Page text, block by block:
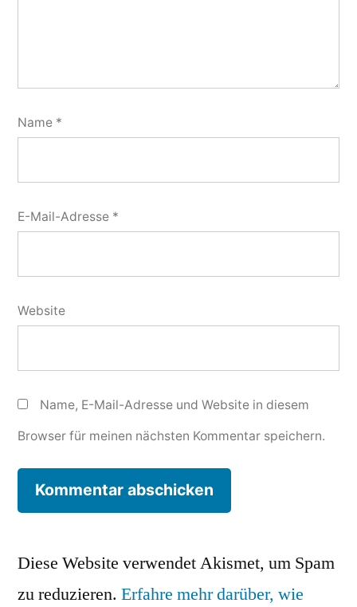
Name *
E-Mail-Adresse *
Website
Name, E-Mail-Adresse und Website in diesem
Browser für meinen nächsten Kommentar speichern.
Diese Website verwendet Akismet, um Spam
zu reduzieren. Erfahre mehr darüber, wie